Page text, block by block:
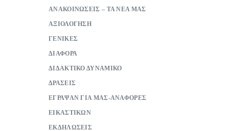
ΑΝΑΚΟΙΝΩΣΕΙΣ – ΤΑ ΝΕΑ ΜΑΣ
ΑΞΙΟΛΟΓΗΣΗ
ΓΕΝΙΚΕΣ
ΔΙΑΦΟΡΑ
ΔΙΔΑΚΤΙΚΟ ΔΥΝΑΜΙΚΟ
ΔΡΑΣΕΙΣ
ΕΓΡΑΨΑΝ ΓΙΑ ΜΑΣ-ΑΝΑΦΟΡΕΣ
ΕΙΚΑΣΤΙΚΩΝ
ΕΚΔΗΛΩΣΕΙΣ